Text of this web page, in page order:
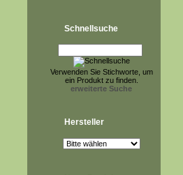
Schnellsuche
Verwenden Sie Stichworte, um
ein Produkt zu finden.
erweiterte Suche
Hersteller